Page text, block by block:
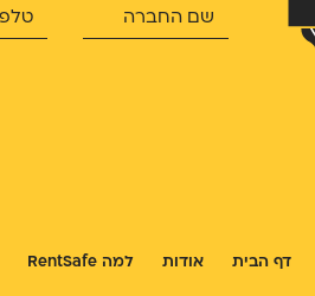
דף הבית אודות למה RentSafe